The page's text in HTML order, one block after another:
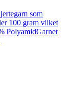
som
100 gram vilket
PolyamidGarnet